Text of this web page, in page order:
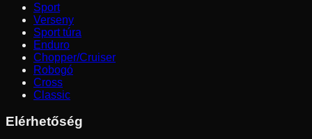
Sport
Verseny
Sport túra
Enduro
Chopper/Cruiser
Robogó
Cross
Classic
Elérhetőség